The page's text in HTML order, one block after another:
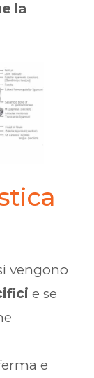
la
vengono
e se
e